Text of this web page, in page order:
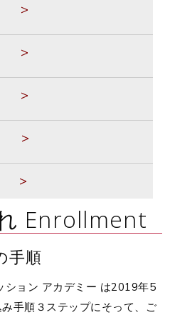
>
>
>
>
Enrollment
手順
ション アカデミー は2019年5
手順３ステップにそって、ご